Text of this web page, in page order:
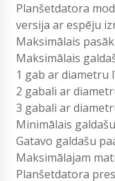
Planšetdatora
versija ar espēju
Maksimālais
Maksimālais
1 gab ar diametru
2 gabali ar
3 gabali ar
Minimālais
Gatavo galdašu
Maksimālajam
Planšetdatora